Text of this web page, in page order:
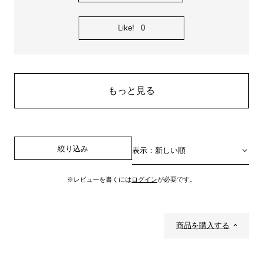
Like! 0
もっと見る
絞り込み 表示：新しい順
※レビューを書くには ログインが必要です。
商品を購入する